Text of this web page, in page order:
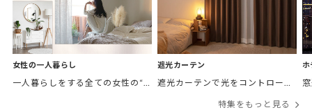
女性の一人暮らし 遮光カーテン
特集をもっと見る